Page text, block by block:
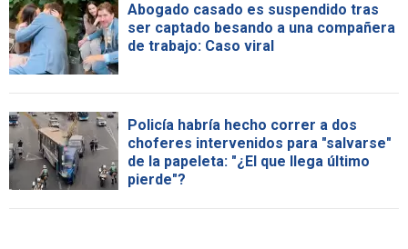
Abogado casado es suspendido tras
ser captado besando a una compañera
de trabajo: Caso viral
Policía habría hecho correr a dos
choferes intervenidos para "salvarse"
de la papeleta: "¿El que llega último
pierde"?